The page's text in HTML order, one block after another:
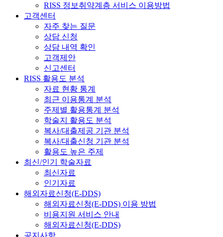
RISS 정보취약계층 서비스 이용방법
고객센터
자주 찾는 질문
상담 신청
상담 내역 확인
고객제안
신고센터
RISS 활용도 분석
자료 현황 통계
최근 이용통계 분석
주제별 활용통계 분석
학술지 활용도 분석
복사/대출제공 기관 분석
복사/대출신청 기관 분석
활용도 높은 주제
최신/인기 학술자료
최신자료
인기자료
해외자료신청(E-DDS)
해외자료신청(E-DDS) 이용 방법
비용지원 서비스 안내
해외자료신청(E-DDS)